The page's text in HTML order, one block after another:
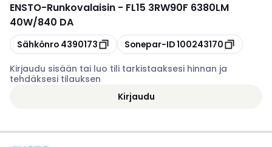
ENSTO-Runkovalaisin - FL15 3RW90F 6380LM
40W/840 DA
Kopioi
Sähkönro 4390173 Kopioi
Sonepar-ID100243170
Kirjaudu sisään tai luo tili tarkistaaksesi hinnan ja
tehdäksesi tilauksen
Kirjaudu